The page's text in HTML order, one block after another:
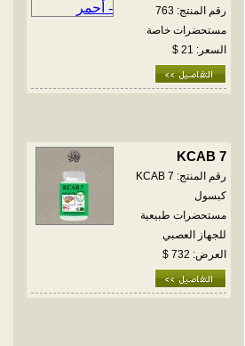
رقم المنتج: 763
مستحضرات خاصة
السعر: 21 $
KCAB 7
رقم المنتج: KCAB 7
كبسول
مستحضرات طبيعية
للجهاز العصبي
العرض: 732 $